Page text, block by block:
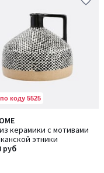
коду 5525
керамики с мотивами
этники
руб